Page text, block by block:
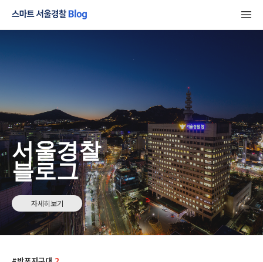
서울경찰
블로그
자세히보기